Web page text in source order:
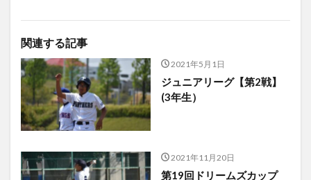
関連する記事
2021年5月1日
ジュニアリーグ【第2戦】
(3年生）
2021年11月20日
第19回ドリームズカップ